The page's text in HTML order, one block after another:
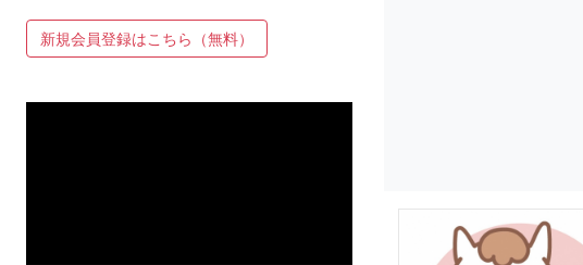
新規会員登録はこちら（無料）